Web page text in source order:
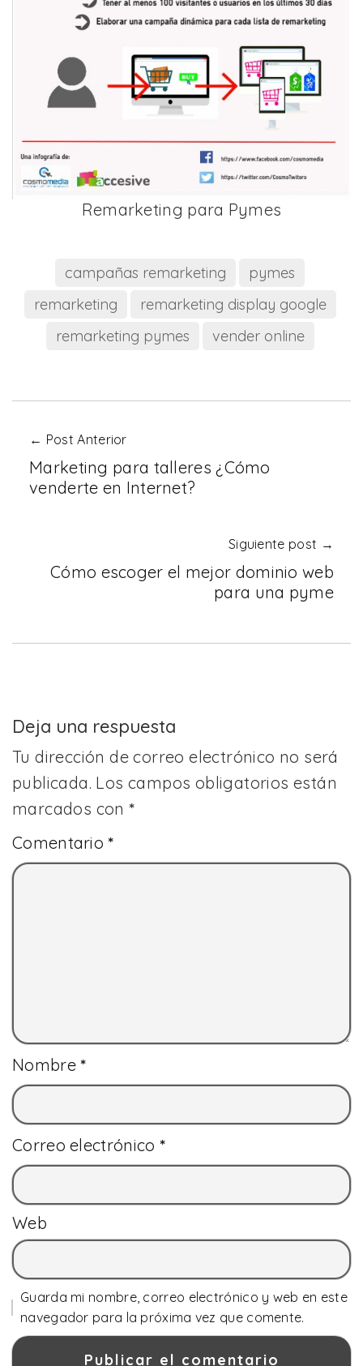
Remarketing para Pymes
campañas remarketing
pymes
remarketing
remarketing display google
remarketing pymes
vender online
← Post Anterior
Marketing para talleres ¿Cómo
venderte en Internet?
Siguiente post →
Cómo escoger el mejor dominio web
para una pyme
Deja una respuesta
Tu dirección de correo electrónico no será
publicada. Los campos obligatorios están
marcados con*
Comentario*
Nombre*
Correo electrónico *
Web
Guarda mi nombre, correo electrónico y web en este
navegador para la próxima vez que comente.